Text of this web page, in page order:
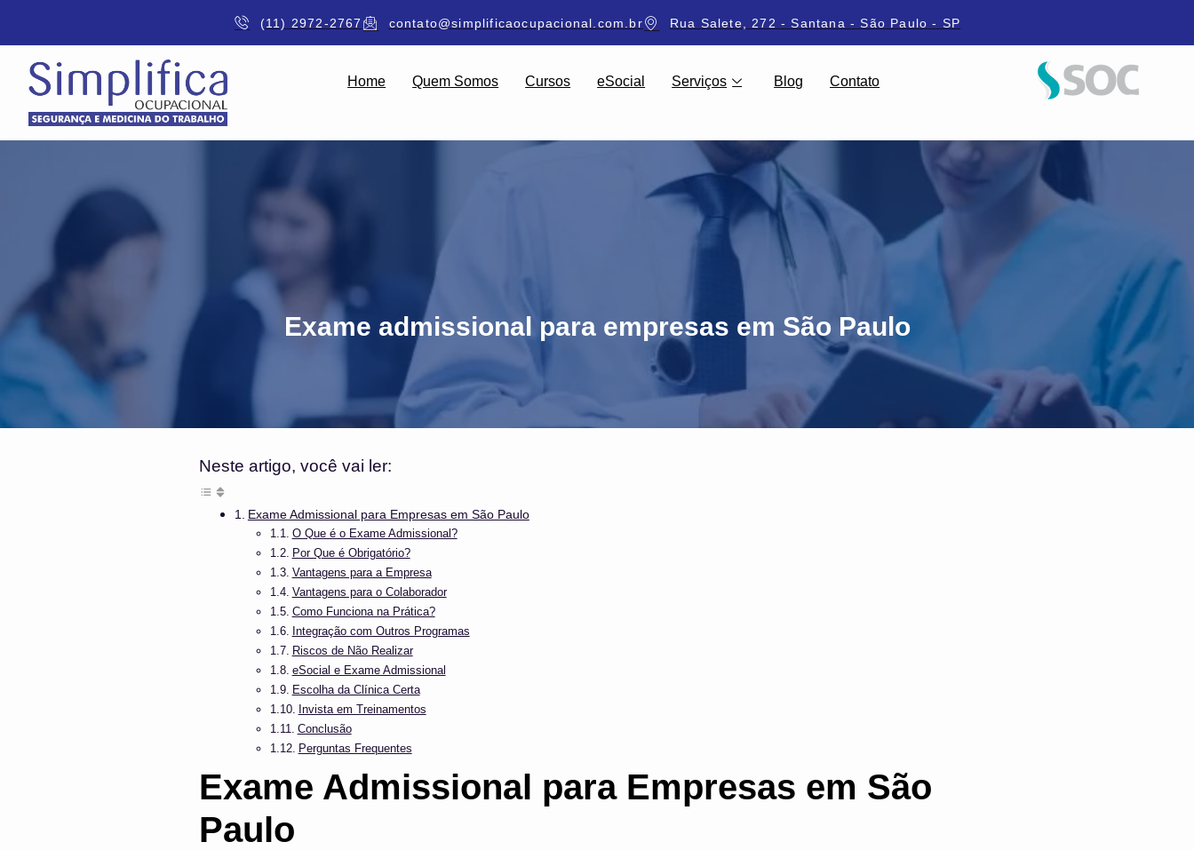
(11) 2972-2767 contato@simplificaocupacional.com.br Rua Salete, 272 - Santana - São Paulo - SP
Home Quem Somos Cursos eSocial Serviços Blog Contato
Exame admissional para empresas em São Paulo
Neste artigo, você vai ler:
Exame Admissional para Empresas em São Paulo
O Que é o Exame Admissional?
Por Que é Obrigatório?
Vantagens para a Empresa
Vantagens para o Colaborador
Como Funciona na Prática?
Integração com Outros Programas
Riscos de Não Realizar
eSocial e Exame Admissional
Escolha da Clínica Certa
Invista em Treinamentos
Conclusão
Perguntas Frequentes
Exame Admissional para Empresas em São
Paulo